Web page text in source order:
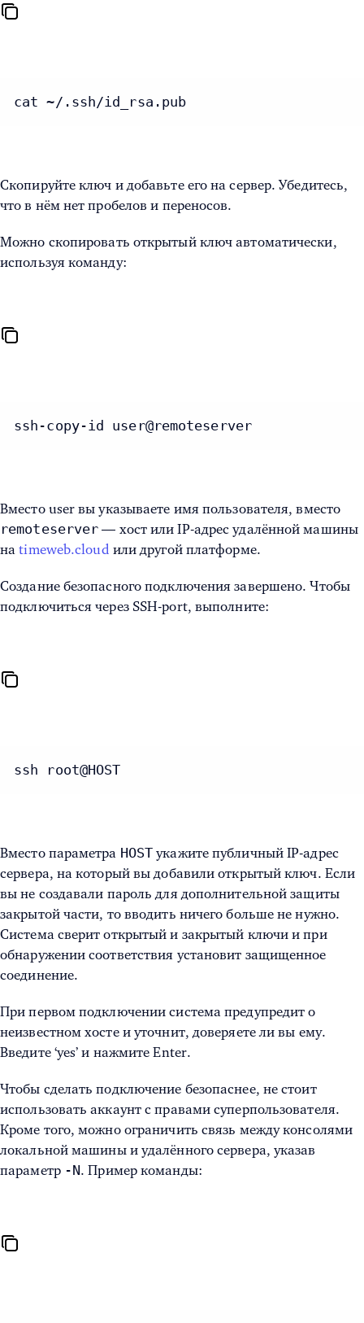
cat ~/.ssh/id_rsa.pub
Скопируйте ключ и добавьте его на сервер. Убедитесь,
что в нём нет пробелов и переносов.
Можно скопировать открытый ключ автоматически,
используя команду:
ssh-copy-id user@remoteserver
Вместо user вы указываете имя пользователя, вместо
remoteserver — хост или IP-адрес удалённой машины
наtimeweb.cloud или другой платформе.
Создание безопасного подключения завершено. Чтобы
подключиться через SSH-port, выполните:
ssh root@HOST
Вместо параметра HOST укажите публичный IP-адрес
сервера, на который вы добавили открытый ключ. Если
вы не создавали пароль для дополнительной защиты
закрытой части, то вводить ничего больше не нужно.
Система сверит открытый и закрытый ключи и при
обнаружении соответствия установит защищенное
соединение.
При первом подключении система предупредит о
неизвестном хосте и уточнит, доверяете ли вы ему.
Введите ‘yes’ и нажмите Enter.
Чтобы сделать подключение безопаснее, не стоит
использовать аккаунт с правами суперпользователя.
Кроме того, можно ограничить связь между консолями
локальной машины и удалённого сервера, указав
параметр -N. Пример команды: